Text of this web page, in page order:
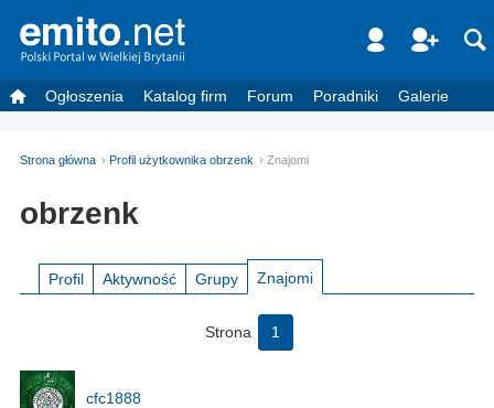
Ogłoszenia Katalog firm Forum Poradniki Galerie
Strona główna Profil użytkownika obrzenk Znajomi
obrzenk
Profil Aktywność Grupy Znajomi
Strona 1
cfc1888